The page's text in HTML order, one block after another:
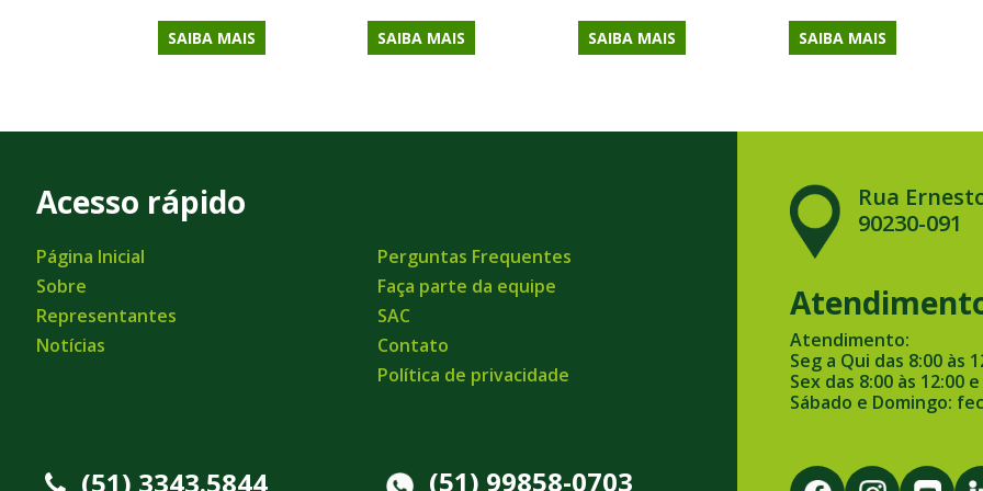
SAIBA MAIS SAIBA MAIS SAIBA MAIS SAIBA MAIS
Acesso rápido
Página Inicial
Sobre
Representantes
Notícias
Perguntas Frequentes
Faça parte da equipe
SAC
Contato
Política de privacidade
(51) 3343.5844 (51) 99858-0703
Rua
90230-091
Atendimento:
Seg a Qui das 8:00 às
Sex das 8:00 às 12:00
Sábado e Domingo: